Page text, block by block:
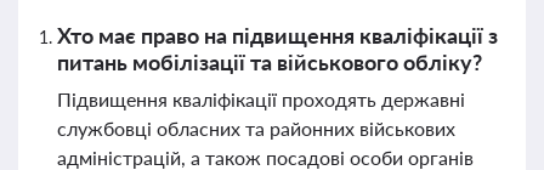
Хто має право на підвищення кваліфікації з
питань мобілізації та військового обліку?
Підвищення кваліфікації проходять державні
службовці обласних та районних військових
адміністрацій, а також посадові особи органів